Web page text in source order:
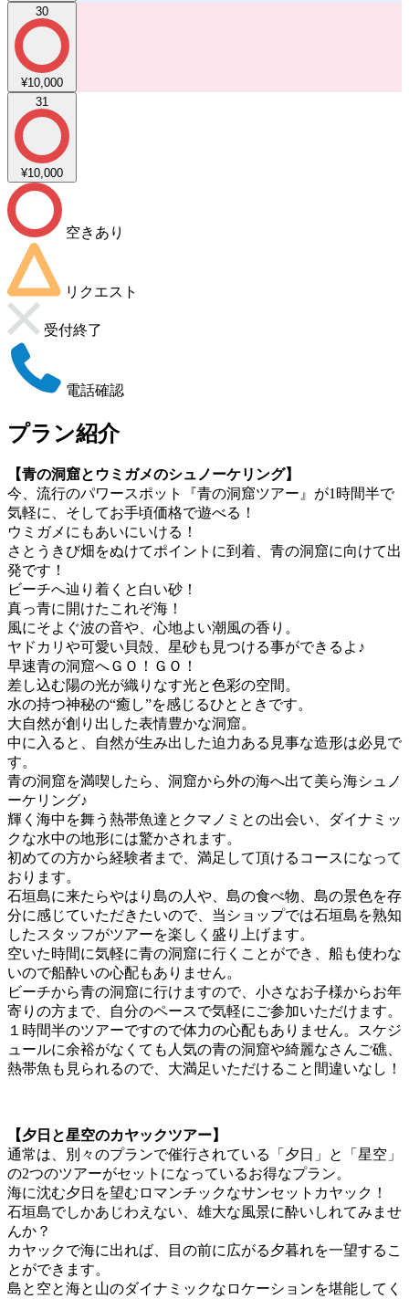
30
¥10,000
31
¥10,000
空きあり
リクエスト
受付終了
電話確認
プラン紹介
【青の洞窟とウミガメのシュノーケリング】
今、流行のパワースポット『青の洞窟ツアー』が1時間半で
気軽に、そしてお手頃価格で遊べる！
ウミガメにもあいにいける！
さとうきび畑をぬけてポイントに到着、青の洞窟に向けて出
発です！
ビーチへ辿り着くと白い砂！
真っ青に開けたこれぞ海！
風にそよぐ波の音や、心地よい潮風の香り。
ヤドカリや可愛い貝殻、星砂も見つける事ができるよ♪
早速青の洞窟へＧＯ！ＧＯ！
差し込む陽の光が織りなす光と色彩の空間。
水の持つ神秘の“癒し”を感じるひとときです。
大自然が創り出した表情豊かな洞窟。
中に入ると、自然が生み出した迫力ある見事な造形は必見で
す。
青の洞窟を満喫したら、洞窟から外の海へ出て美ら海シュノ
ーケリング♪
輝く海中を舞う熱帯魚達とクマノミとの出会い、ダイナミッ
クな水中の地形には驚かされます。
初めての方から経験者まで、満足して頂けるコースになって
おります。
石垣島に来たらやはり島の人や、島の食べ物、島の景色を存
分に感じていただきたいので、当ショップでは石垣島を熟知
したスタッフがツアーを楽しく盛り上げます。
空いた時間に気軽に青の洞窟に行くことができ、船も使わな
いので船酔いの心配もありません。
ビーチから青の洞窟に行けますので、小さなお子様からお年
寄りの方まで、自分のペースで気軽にご参加いただけます。
１時間半のツアーですので体力の心配もありません。スケジ
ュールに余裕がなくても人気の青の洞窟や綺麗なさんご礁、
熱帯魚も見られるので、大満足いただけること間違いなし！
【夕日と星空のカヤックツアー】
通常は、別々のプランで催行されている「夕日」と「星空」
の2つのツアーがセットになっているお得なプラン。
海に沈む夕日を望むロマンチックなサンセットカヤック！
石垣島でしかあじわえない、雄大な風景に酔いしれてみませ
んか？
カヤックで海に出れば、目の前に広がる夕暮れを一望するこ
とができます。
島と空と海と山のダイナミックなロケーションを堪能してく